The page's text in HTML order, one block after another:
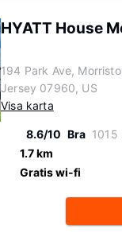
HYATT House
194 Park Ave,
Jersey 07960, US
Visa karta
8.6/10 Bra 1015
1.7 km
Gratis wi-fi